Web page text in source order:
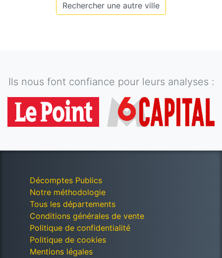
Rechercher une autre ville
Ils nous font confiance pour leurs analyses :
Décomptes Publics
Notre méthodologie
Tous les départements
Conditions générales de vente
Politique de confidentialité
Politique de cookies
Mentions légales